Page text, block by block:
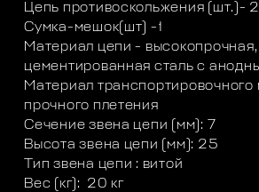
Цепь противоскольжения (шт.)- 2
Сумка-мешок(шт) -1
Материал цепи - высокопрочная,
цементированная сталь с
Материал транспортировочного
прочного плетения
Сечение звена цепи (мм): 7
Высота звена цепи (мм): 25
Тип звена цепи : витой
Вес (кг): 20 кг